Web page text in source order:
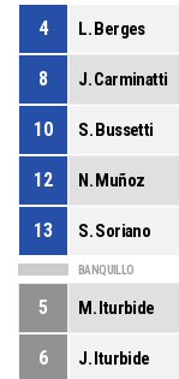
4 L. Berges
8 J. Carminatti
10 S. Bussetti
12 N. Muñoz
13 S. Soriano
BANQUILLO
5 M. Iturbide
6 J. Iturbide